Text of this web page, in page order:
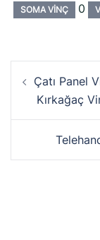
SOMA VINÇ 0
Yazı
dolaşımı
Çatı Panel
Kırkağaç